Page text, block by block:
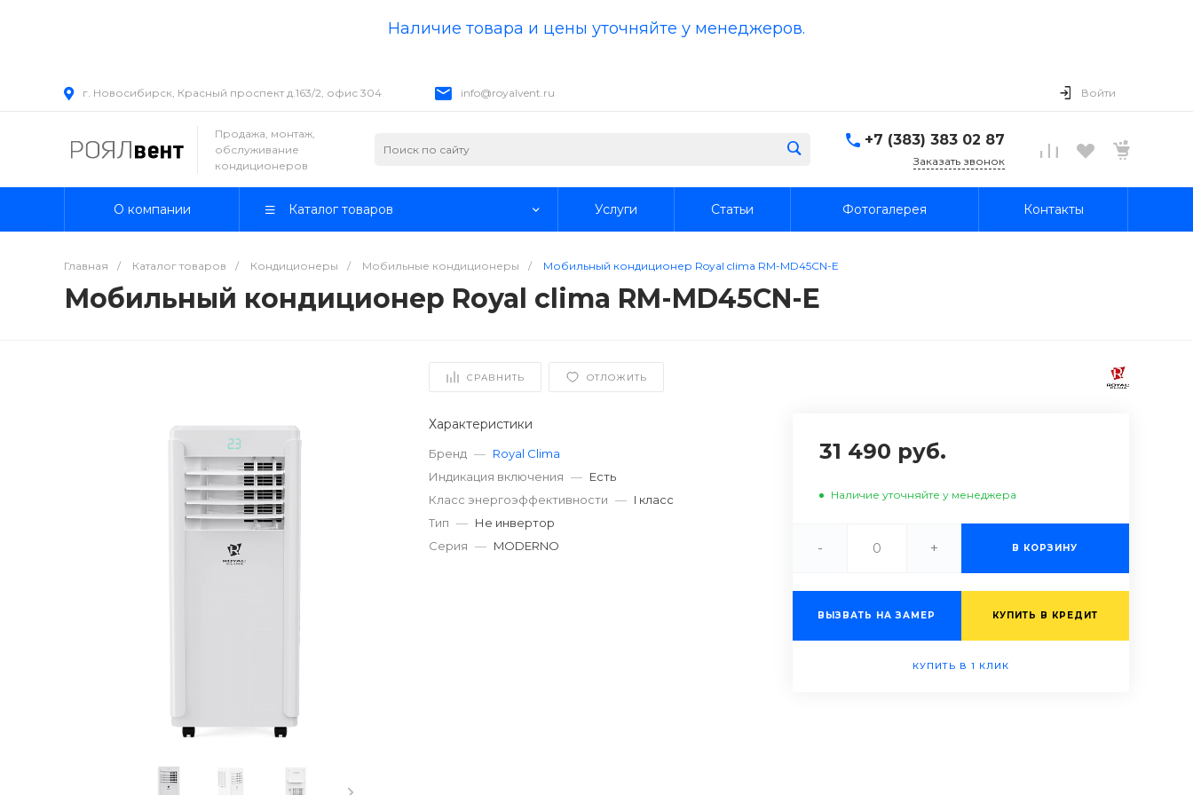
Наличие товара и цены уточняйте у менеджеров.
г. Новосибирск, Красный проспект д.163/2, офис 304 info@royalvent.ru Войти
Продажа, монтаж,
обслуживание
кондиционеров
+7 (383) 383 02 87
Заказать звонок
О компании Каталог товаров Услуги Статьи Фотогалерея Контакты
Главная / Каталог товаров / Кондиционеры / Мобильные кондиционеры / Мобильный кондиционер Royal clima RM-MD45CN-E
Мобильный кондиционер Royal clima RM-MD45CN-E
СРАВНИТЬ ОТЛОЖИТЬ
Характеристики
Бренд — Royal Clima
Индикация включения — Есть
Класс энергоэффективности — I класс
Тип — Не инвертор
Серия — MODERNO
31 490 руб.
Наличие уточняйте у менеджера
- +
ВЫЗВАТЬ НА ЗАМЕР
В КОРЗИНУ
КУПИТЬ В КРЕДИТ
КУПИТЬ В 1 КЛИК